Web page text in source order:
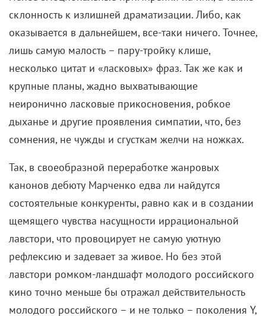
неиронично ласковые прикосновения, робкое
дыханье и другие проявления симпатии, что, без
сомнения, не чужды и сгусткам желчи на ножках.
Так, в своеобразной переработке жанровых
канонов дебюту Марченко едва ли найдутся
состоятельные конкуренты, равно как и в создании
щемящего чувства насущности иррациональной
лавстори, что провоцирует не самую уютную
рефлексию и задевает за живое. Но без этой
лавстори ромком-ландшафт молодого российского
кино точно меньше бы отражал действительность
молодого российского – и не только – поколения Y,
нуждающегося в недослащеных токсичных хэппи-
эндах. Где минус на минус дает один плюсик –
пусть и, как говорится, только карандашом.
Если вы нашли ошибку, пожалуйста, выделите фрагмент текста и
нажмитеCtrl+Enter.